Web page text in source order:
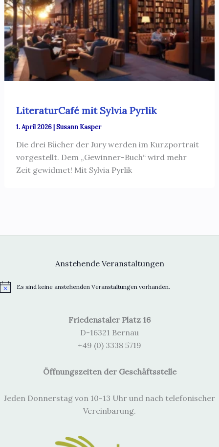
LiteraturCafé mit Sylvia Pyrlik
1. April 2026|Susann Kasper
Die drei Bücher der Jury werden im Kurzportrait
vorgestellt. Dem „Gewinner-Buch“ wird mehr
Zeit gewidmet! Mit Sylvia Pyrlik
Anstehende Veranstaltungen
H
Es sind keine anstehenden Veranstaltungen vorhanden.
Friedenstaler Platz 16
D-16321 Bernau
+49 (0) 3338 5719
Öffnungszeiten der Geschäftsstelle
Jeden Donnerstag von 10-13 Uhr und nach telefonischer
Vereinbarung.